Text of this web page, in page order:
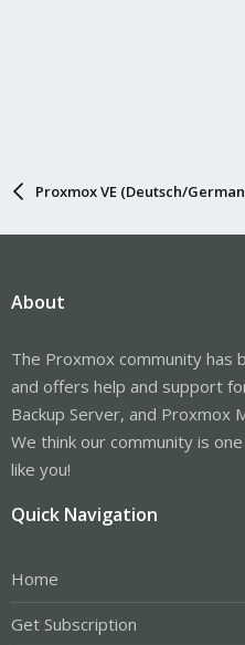
Proxmox VE (Deutsch/
About
The Proxmox community has
and offers help and support
Backup Server, and Proxmox
We think our community is
like you!
Quick Navigation
Home
Get Subscription